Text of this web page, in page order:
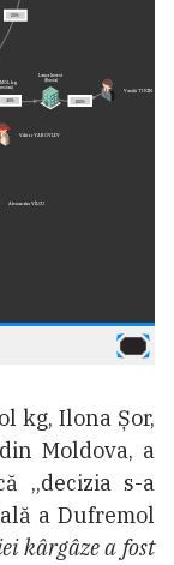
kg, Ilona Șor,
Moldova, a
„decizia s-a
a Dufremol
kârgâze a fost